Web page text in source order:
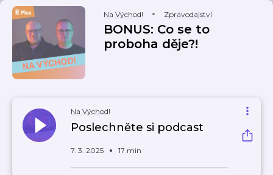
Na Východ! Zpravodajství
BONUS: Co se to
proboha děje?!
Na Východ!
Poslechněte si podcast
7. 3. 2025 17 min